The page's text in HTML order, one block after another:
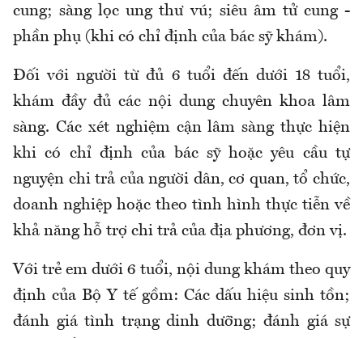
cung; sàng lọc ung thư vú; siêu âm tử cung -
phần phụ (khi có chỉ định của bác sỹ khám).
Đối với người từ đủ 6 tuổi đến dưới 18 tuổi,
khám đầy đủ các nội dung chuyên khoa lâm
sàng. Các xét nghiệm cận lâm sàng thực hiện
khi có chỉ định của bác sỹ hoặc yêu cầu tự
nguyện chi trả của người dân, cơ quan, tổ chức,
doanh nghiệp hoặc theo tình hình thực tiễn về
khả năng hỗ trợ chi trả của địa phương, đơn vị.
Với trẻ em dưới 6 tuổi, nội dung khám theo quy
định của Bộ Y tế gồm: Các dấu hiệu sinh tồn;
đánh giá tình trạng dinh dưỡng; đánh giá sự